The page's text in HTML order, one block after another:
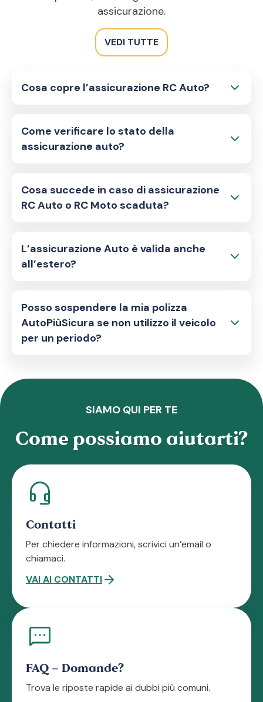
assicurazione.
VEDI TUTTE
Cosa copre l’assicurazione RC Auto?
Come verificare lo stato della
assicurazione auto?
Cosa succede in caso di assicurazione
RC Auto o RC Moto scaduta?
L’assicurazione Auto è valida anche
all’estero?
Posso sospendere la mia polizza
AutoPiùSicura se non utilizzo il veicolo
per un periodo?
SIAMO QUI PER TE
Come possiamo aiutarti?
Contatti
Per chiedere informazioni, scrivici un’email o
chiamaci.
VAI AI CONTATTI
FAQ – Domande?
Trova le riposte rapide ai dubbi più comuni.